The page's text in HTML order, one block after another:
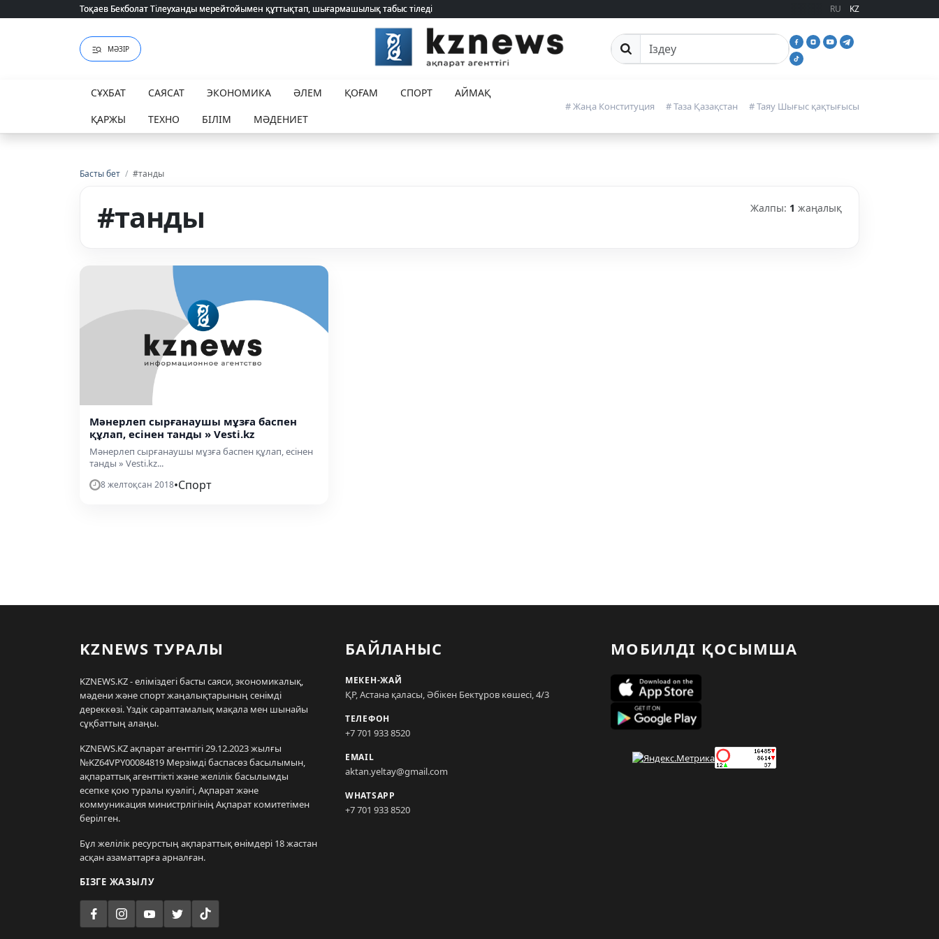
Тоқаев Бекболат Тілеуханды мерейтойымен құттықтап, шығармашылық табыс тіледі
Тоқаев Бекболат Тілеуханды мерейтойымен құттықтап, шығармашылық табыс тіледі RU KZ
МӘЗІР Сайттан іздеу
СҰХБАТ САЯСАТ ЭКОНОМИКА ӘЛЕМ ҚОҒАМ СПОРТ
АЙМАҚ
ҚАРЖЫ
ТЕХНО БІЛІМ МӘДЕНИЕТ
# Жаңа Конституция # Таза Қазақстан # Таяу Шығыс қақтығысы
Басты бет / #танды
#танды Жалпы: 1 жаңалық
Мәнерлеп сырғанаушы мұзға баспен
құлап, есінен танды » Vesti.kz
Мәнерлеп сырғанаушы мұзға баспен құлап, есінен
танды » Vesti.kz...
8 желтоқсан 2018•Спорт
KZNEWS ТУРАЛЫ
KZNEWS.KZ - еліміздегі басты саяси, экономикалық,
мәдени және спорт жаңалықтарының сенімді
дереккөзі. Үздік сараптамалық мақала мен шынайы
сұқбаттың алаңы.
KZNEWS.KZ ақпарат агенттігі 29.12.2023 жылғы
№KZ64VPY00084819 Мерзімді баспасөз басылымын,
ақпараттық агенттікті және желілік басылымды
есепке қою туралы куәлігі, Ақпарат және
коммуникация министрлігінің Ақпарат комитетімен
берілген.
Бұл желілік ресурстың ақпараттық өнімдері 18 жастан
асқан азаматтарға арналған.
БІЗГЕ ЖАЗЫЛУ
БАЙЛАНЫС
МЕКЕН-ЖАЙ
ҚР, Астана қаласы, Әбікен Бектұров көшесі, 4/3
ТЕЛЕФОН
+7 701 933 8520
EMAIL
aktan.yeltay@gmail.com
WHATSAPP
+7 701 933 8520
МОБИЛДІ ҚОСЫМША